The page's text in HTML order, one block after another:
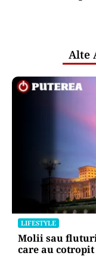
Alte
LIFESTYLE
Molii sau
care au